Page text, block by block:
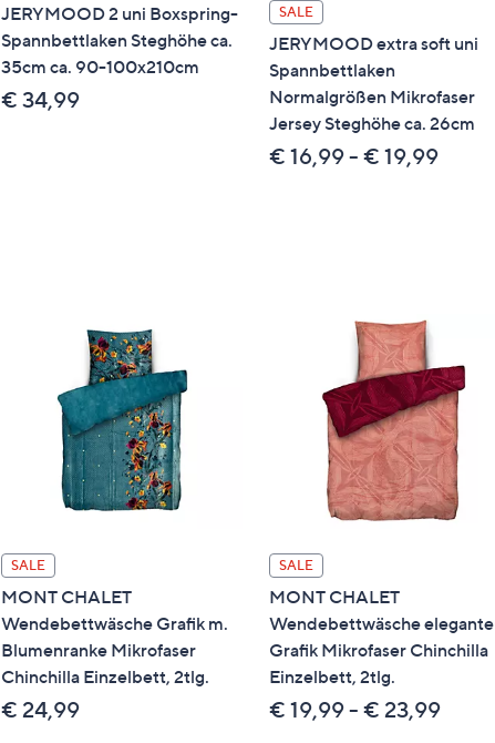
JERYMOOD 2 uni Boxspring-
Spannbettlaken Steghöhe ca.
35cm ca. 90-100x210cm
€ 34,99
SALE
JERYMOOD extra soft uni
Spannbettlaken
Normalgrößen Mikrofaser
Jersey Steghöhe ca. 26cm
€ 16,99 - € 19,99
SALE
MONT CHALET
Wendebettwäsche Grafik m.
Blumenranke Mikrofaser
Chinchilla Einzelbett, 2tlg.
€ 24,99
SALE
MONT CHALET
Wendebettwäsche elegante
Grafik Mikrofaser Chinchilla
Einzelbett, 2tlg.
€ 19,99 - € 23,99